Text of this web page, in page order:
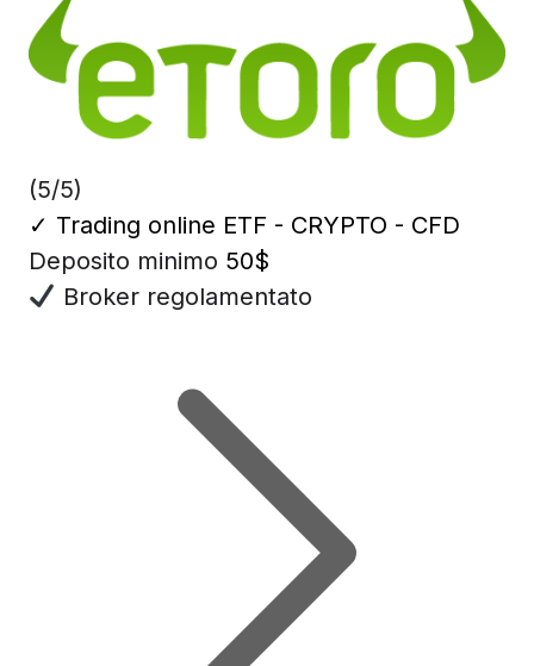
(5/5)
✓ Trading online ETF - CRYPTO - CFD
Deposito minimo 50$
Broker regolamentato